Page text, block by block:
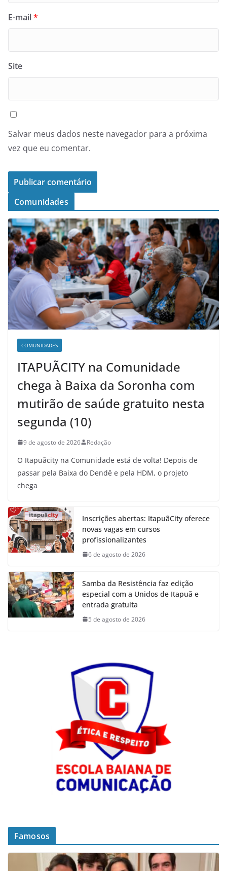
E-mail*
Site
Salvar meus dados neste navegador para a próxima
vez que eu comentar.
Comunidades
COMUNIDADES
ITAPUÃCITY na Comunidade
chega à Baixa da Soronha com
mutirão de saúde gratuito nesta
segunda (10)
9 de agosto de 2026 Redação
O Itapuãcity na Comunidade está de volta! Depois de
passar pela Baixa do Dendê e pela HDM, o projeto
chega
Inscrições abertas: ItapuãCity oferece
novas vagas em cursos
profissionalizantes
6 de agosto de 2026
Samba da Resistência faz edição
especial com a Unidos de Itapuã e
entrada gratuita
5 de agosto de 2026
Famosos